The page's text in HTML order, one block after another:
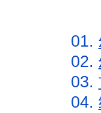
01.
02.
03.
04.